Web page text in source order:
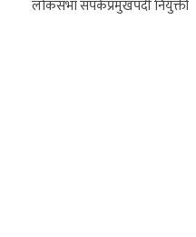
लोकसभा संपर्कप्रमुखपदी नियुक्ती